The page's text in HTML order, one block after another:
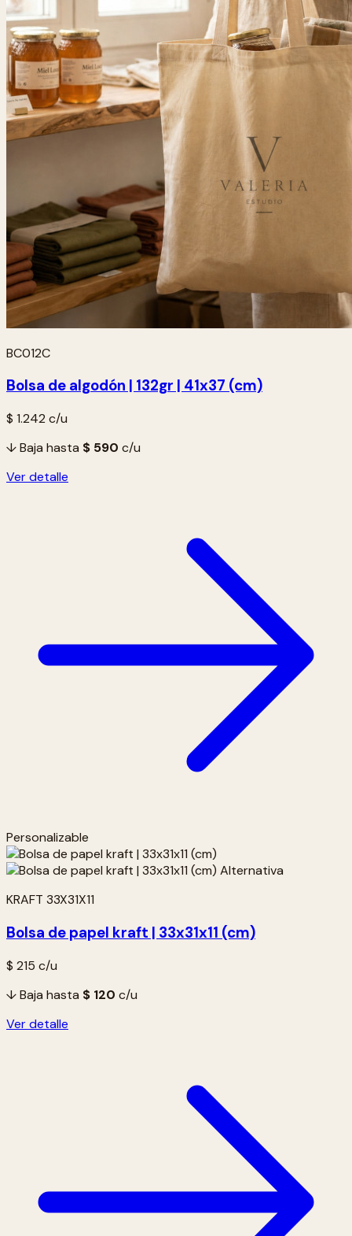
BC012C
Bolsa de algodón | 132gr | 41x37 (cm)
$ 1.242 c/u
↓ Baja hasta $ 590 c/u
Ver detalle
Personalizable
KRAFT 33X31X11
Bolsa de papel kraft | 33x31x11 (cm)
$ 215 c/u
↓ Baja hasta $ 120 c/u
Ver detalle